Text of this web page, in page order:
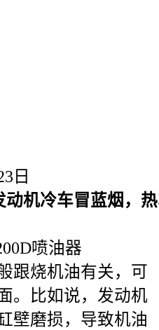
日
动机冷车冒蓝烟，
喷油器
跟烧机油有关，可
。比如说，发动机
壁磨损，导致机油